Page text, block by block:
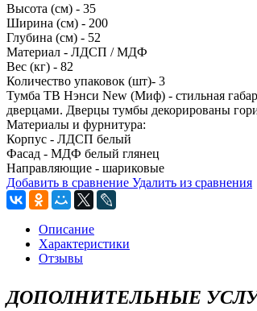
Высота (см) - 35
Ширина (см) - 200
Глубина (см) - 52
Материал - ЛДСП / МДФ
Вес (кг) - 82
Количество упаковок (шт)- 3
Тумба ТВ Нэнси New (Миф) - стильная
дверцами. Дверцы тумбы декорированы
Материалы и фурнитура:
Корпус - ЛДСП белый
Фасад - МДФ белый глянец
Направляющие - шариковые
Добавить в сравнение Удалить из сравнения
Описание
Характеристики
Отзывы
ДОПОЛНИТЕЛЬНЫЕ